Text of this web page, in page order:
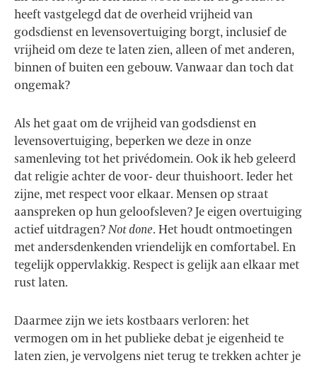
heeft vastgelegd dat de overheid vrijheid van
godsdienst en levensovertuiging borgt, inclusief de
vrijheid om deze te laten zien, alleen of met anderen,
binnen of buiten een gebouw. Vanwaar dan toch dat
ongemak?
Als het gaat om de vrijheid van godsdienst en
levensovertuiging, beperken we deze in onze
samenleving tot het privédomein. Ook ik heb geleerd
dat religie achter de voor- deur thuishoort. Ieder het
zijne, met respect voor elkaar. Mensen op straat
aanspreken op hun geloofsleven? Je eigen overtuiging
actief uitdragen?Not done. Het houdt ontmoetingen
met andersdenkenden vriendelijk en comfortabel. En
tegelijk oppervlakkig. Respect is gelijk aan elkaar met
rust laten.
Daarmee zijn we iets kostbaars verloren: het
vermogen om in het publieke debat je eigenheid te
laten zien, je vervolgens niet terug te trekken achter je